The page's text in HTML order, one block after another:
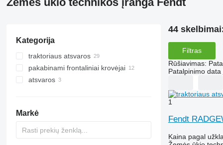
Kategorija
traktoriaus atsvaros
pakabinami frontaliniai krovėjai
atsvaros
Markė
44
Filtras
Rūšiavimas:
Patalpinimo data
1
Fendt
Kaina pagal